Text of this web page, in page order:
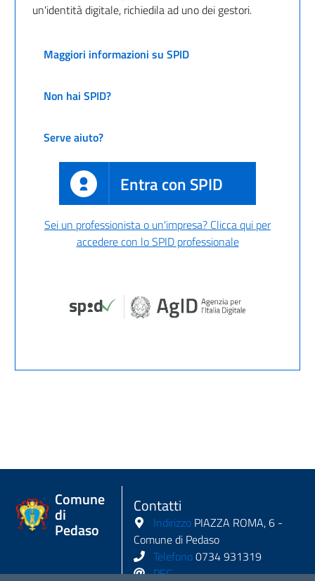
un'identità digitale, richiedila ad uno dei gestori.
Maggiori informazioni su SPID
Non hai SPID?
Serve aiuto?
Entra con SPID
Sei un professionista o un'impresa? Clicca qui per
accedere con lo SPID professionale
Comune
di
Pedaso
Contatti
Indirizzo PIAZZA ROMA, 6 -
Comune di Pedaso
Telefono0734 931319
PEC